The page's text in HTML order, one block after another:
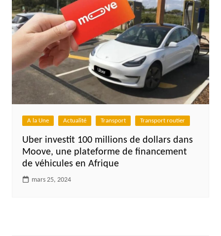
A la Une Actualité Transport Transport routier
Uber investit 100 millions de dollars dans
Moove, une plateforme de financement
de véhicules en Afrique
mars 25, 2024